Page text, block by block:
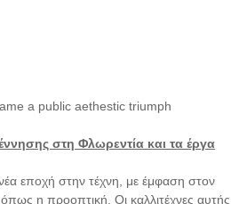
a public aethestic triumph
στη Φλωρεντία και τα έργα
εποχή στην τέχνη, με έμφαση στον
η προοπτική. Οι καλλιτέχνες αυτής